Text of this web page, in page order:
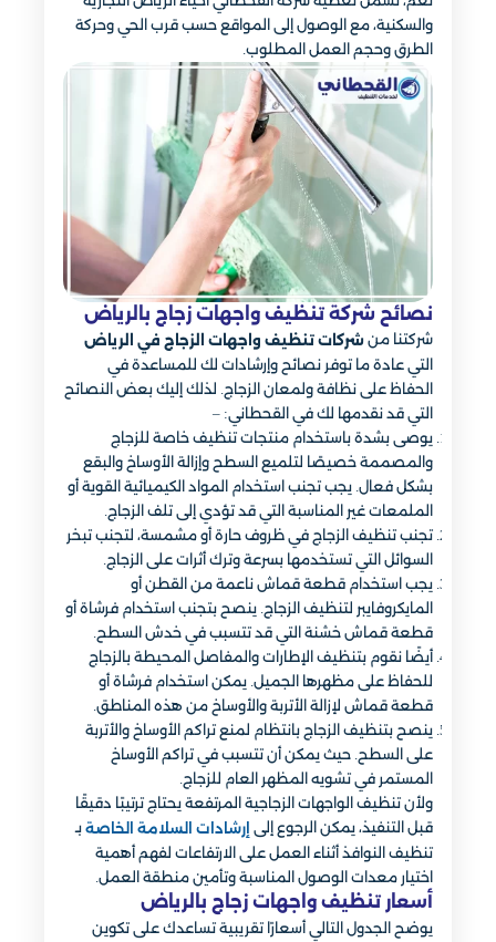
والسكنية، مع الوصول إلى المواقع حسب قرب الحي وحركة
الطرق وحجم العمل المطلوب.
نصائح شركة تنظيف واجهات زجاج بالرياض
شركتنا من شركات تنظيف واجهات الزجاج في الرياض
التي عادة ما توفر نصائح وإرشادات لك للمساعدة في
الحفاظ على نظافة ولمعان الزجاج. لذلك إليك بعض النصائح
التي قد نقدمها لك في القحطاني: –
يوصى بشدة باستخدام منتجات تنظيف خاصة للزجاج
والمصممة خصيصًا لتلميع السطح وإزالة الأوساخ والبقع
بشكل فعال. يجب تجنب استخدام المواد الكيميائية القوية أو
الملمعات غير المناسبة التي قد تؤدي إلى تلف الزجاج.
تجنب تنظيف الزجاج في ظروف حارة أو مشمسة، لتجنب تبخر
السوائل التي تستخدمها بسرعة وترك أثرات على الزجاج.
يجب استخدام قطعة قماش ناعمة من القطن أو
المايكروفايبر لتنظيف الزجاج. ينصح بتجنب استخدام فرشاة أو
قطعة قماش خشنة التي قد تتسبب في خدش السطح.
أيضًا نقوم بتنظيف الإطارات والمفاصل المحيطة بالزجاج
للحفاظ على مظهرها الجميل. يمكن استخدام فرشاة أو
قطعة قماش لإزالة الأتربة والأوساخ من هذه المناطق.
ينصح بتنظيف الزجاج بانتظام لمنع تراكم الأوساخ والأتربة
على السطح. حيث يمكن أن تتسبب في تراكم الأوساخ
المستمر في تشويه المظهر العام للزجاج.
ولأن تنظيف الواجهات الزجاجية المرتفعة يحتاج ترتيبًا دقيقًا
قبل التنفيذ، يمكن الرجوع إلى إرشادات السلامة الخاصة بـ
تنظيف النوافذ أثناء العمل على الارتفاعات لفهم أهمية
اختيار معدات الوصول المناسبة وتأمين منطقة العمل.
أسعار تنظيف واجهات زجاج بالرياض
يوضح الجدول التالي أسعارًا تقريبية تساعدك على تكوين